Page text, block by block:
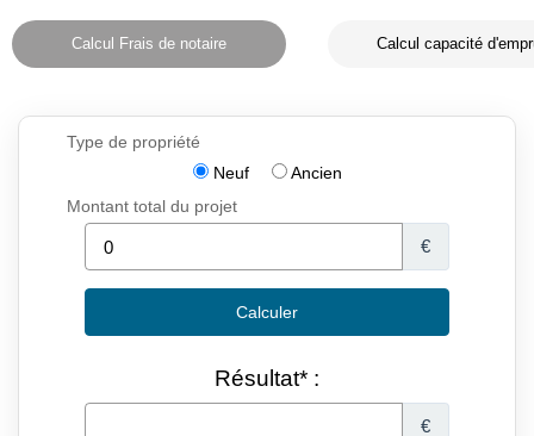
Calcul Frais de notaire Calcul capacité